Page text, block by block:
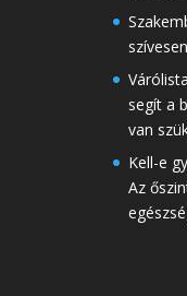
segít a
van
Kell-e
Az